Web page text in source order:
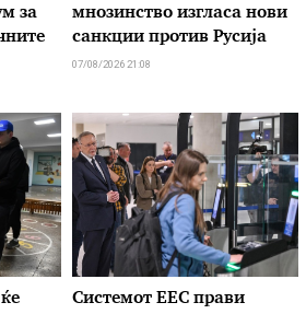
за
мнозинство изгласа нови
санкции против Русија
07/08/2026 21:08
Системот ЕЕС прави